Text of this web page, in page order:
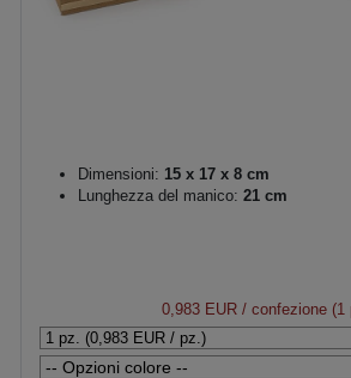
Dimensioni: 15 x 17 x 8 cm
Lunghezza del manico: 21 cm
0,983 EUR/ confezione (1